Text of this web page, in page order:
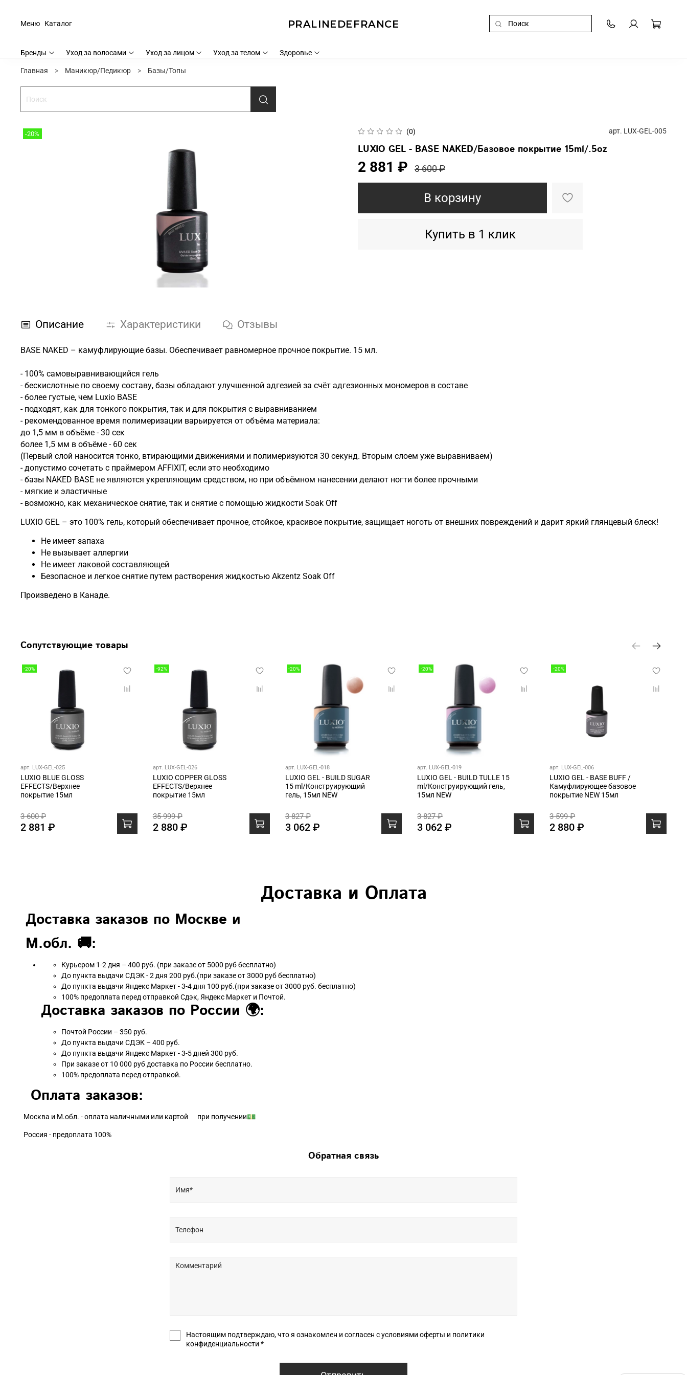
PRALINEDEFRANCE
Каталог
Меню
Бренды Уход за волосами Уход за лицом Уход за телом Здоровье
Главная Маникюр/Педикюр Базы/Топы
-20% (0) арт. LUX-GEL-005
LUXIO GEL - BASE NAKED/Базовое покрытие 15ml/.5oz
2 881 ₽ 3 600 ₽
В корзину
Купить в 1 клик
Описание Характеристики Отзывы
BASE NAKED – камуфлирующие базы. Обеспечивает равномерное прочное покрытие. 15 мл.
- 100% самовыравнивающийся гель
- бескислотные по своему составу, базы обладают улучшенной адгезией за счёт адгезионных мономеров в составе
- более густые, чем Luxio BASE
- подходят, как для тонкого покрытия, так и для покрытия с выравниванием
- рекомендованное время полимеризации варьируется от объёма материала:
до 1,5 мм в объёме - 30 сек
более 1,5 мм в объёме - 60 сек
(Первый слой наносится тонко, втирающими движениями и полимеризуются 30 секунд. Вторым слоем уже выравниваем)
- допустимо сочетать с праймером AFFIXIT, если это необходимо
- базы NAKED BASE не являются укрепляющим средством, но при объёмном нанесении делают ногти более прочными
- мягкие и эластичные
- возможно, как механическое снятие, так и снятие с помощью жидкости Soak Off
LUXIO GEL – это 100% гель, который обеспечивает прочное, стойкое, красивое покрытие, защищает ноготь от внешних повреждений и дарит яркий глянцевый блеск!
Не имеет запаха
Не вызывает аллергии
Не имеет лаковой составляющей
Безопасное и легкое снятие путем растворения жидкостью Akzentz Soak Off
Произведено в Канаде.
Сопутствующие товары
-20%
арт. LUX-GEL-025
LUXIO BLUE GLOSS
EFFECTS/Верхнее
покрытие 15мл
3 600 ₽
2 881 ₽
-92%
арт. LUX-GEL-026
LUXIO COPPER GLOSS
EFFECTS/Верхнее
покрытие 15мл
35 999 ₽
2 880 ₽
-20%
арт. LUX-GEL-018
LUXIO GEL - BUILD SUGAR
15 ml/Конструирующий
гель, 15мл NEW
3 827 ₽
3 062 ₽
-20%
арт. LUX-GEL-019
LUXIO GEL - BUILD TULLE 15
ml/Конструирующий гель,
15мл NEW
3 827 ₽
3 062 ₽
-20%
арт. LUX-GEL-006
LUXIO GEL - BASE BUFF /
Камуфлирующее базовое
покрытие NEW 15мл
3 599 ₽
2 880 ₽
Доставка и Оплата
Доставка заказов по Москве и
М.обл. 🚚:
Курьером 1-2 дня – 400 руб. (при заказе от 5000 руб бесплатно)
До пункта выдачи СДЭК - 2 дня 200 руб.(при заказе от 3000 руб бесплатно)
До пункта выдачи Яндекс Маркет - 3-4 дня 100 руб.(при заказе от 3000 руб. бесплатно)
100% предоплата перед отправкой Сдэк, Яндекс Маркет и Почтой.
Доставка заказов по России 🌍:
Почтой России – 350 руб.
До пункта выдачи СДЭК – 400 руб.
До пункта выдачи Яндекс Маркет - 3-5 дней 300 руб.
При заказе от 10 000 руб доставка по России бесплатно.
100% предоплата перед отправкой.
Оплата заказов:
Москва и М.обл. - оплата наличными или картой при получении💵
Россия - предоплата 100%
Обратная связь
Настоящим подтверждаю, что я ознакомлен и согласен с условиями оферты и политики
конфиденциальности *